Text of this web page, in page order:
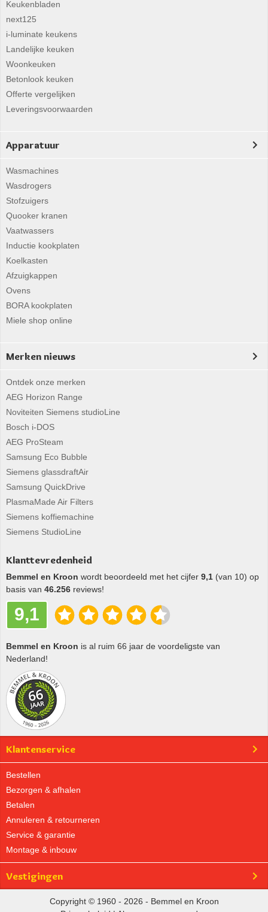
Keukenbladen
next125
i-luminate keukens
Landelijke keuken
Woonkeuken
Betonlook keuken
Offerte vergelijken
Leveringsvoorwaarden
Apparatuur
Wasmachines
Wasdrogers
Stofzuigers
Quooker kranen
Vaatwassers
Inductie kookplaten
Koelkasten
Afzuigkappen
Ovens
BORA kookplaten
Miele shop online
Merken nieuws
Ontdek onze merken
AEG Horizon Range
Noviteiten Siemens studioLine
Bosch i-DOS
AEG ProSteam
Samsung Eco Bubble
Siemens glassdraftAir
Samsung QuickDrive
PlasmaMade Air Filters
Siemens koffiemachine
Siemens StudioLine
Klanttevredenheid
Bemmel en Kroon wordt beoordeeld met het cijfer 9,1 (van 10) op
basis van 46.256 reviews!
9,1
Bemmel en Kroon is al ruim 66 jaar de voordeligste van
Nederland!
Klantenservice
Bestellen
Bezorgen & afhalen
Betalen
Annuleren & retourneren
Service & garantie
Montage & inbouw
Vestigingen
Copyright © 1960 - 2026 - Bemmel en Kroon